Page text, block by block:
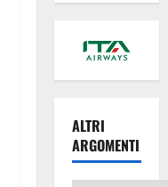
ALTRI
ARGOMENTI